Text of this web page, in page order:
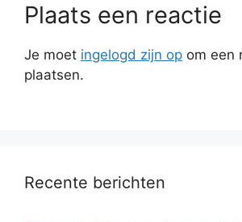
Plaats een reactie
Je moet ingelogd zijn op om een
plaatsen.
Recente berichten